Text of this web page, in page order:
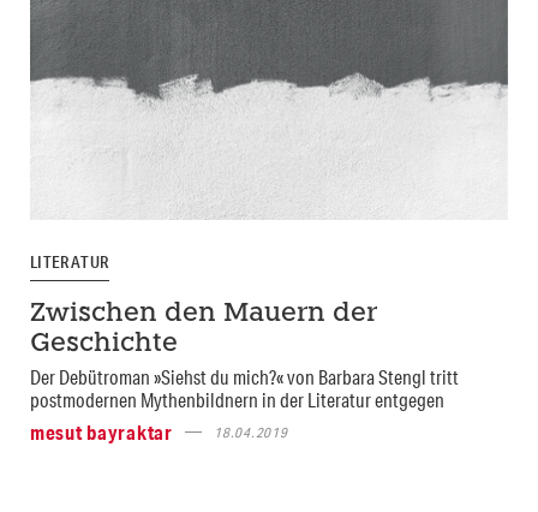
LITERATUR
Zwischen den Mauern der
Geschichte
Der Debütroman »Siehst du mich?« von Barbara Stengl tritt
postmodernen Mythenbildnern in der Literatur entgegen
mesut bayraktar
18.04.2019